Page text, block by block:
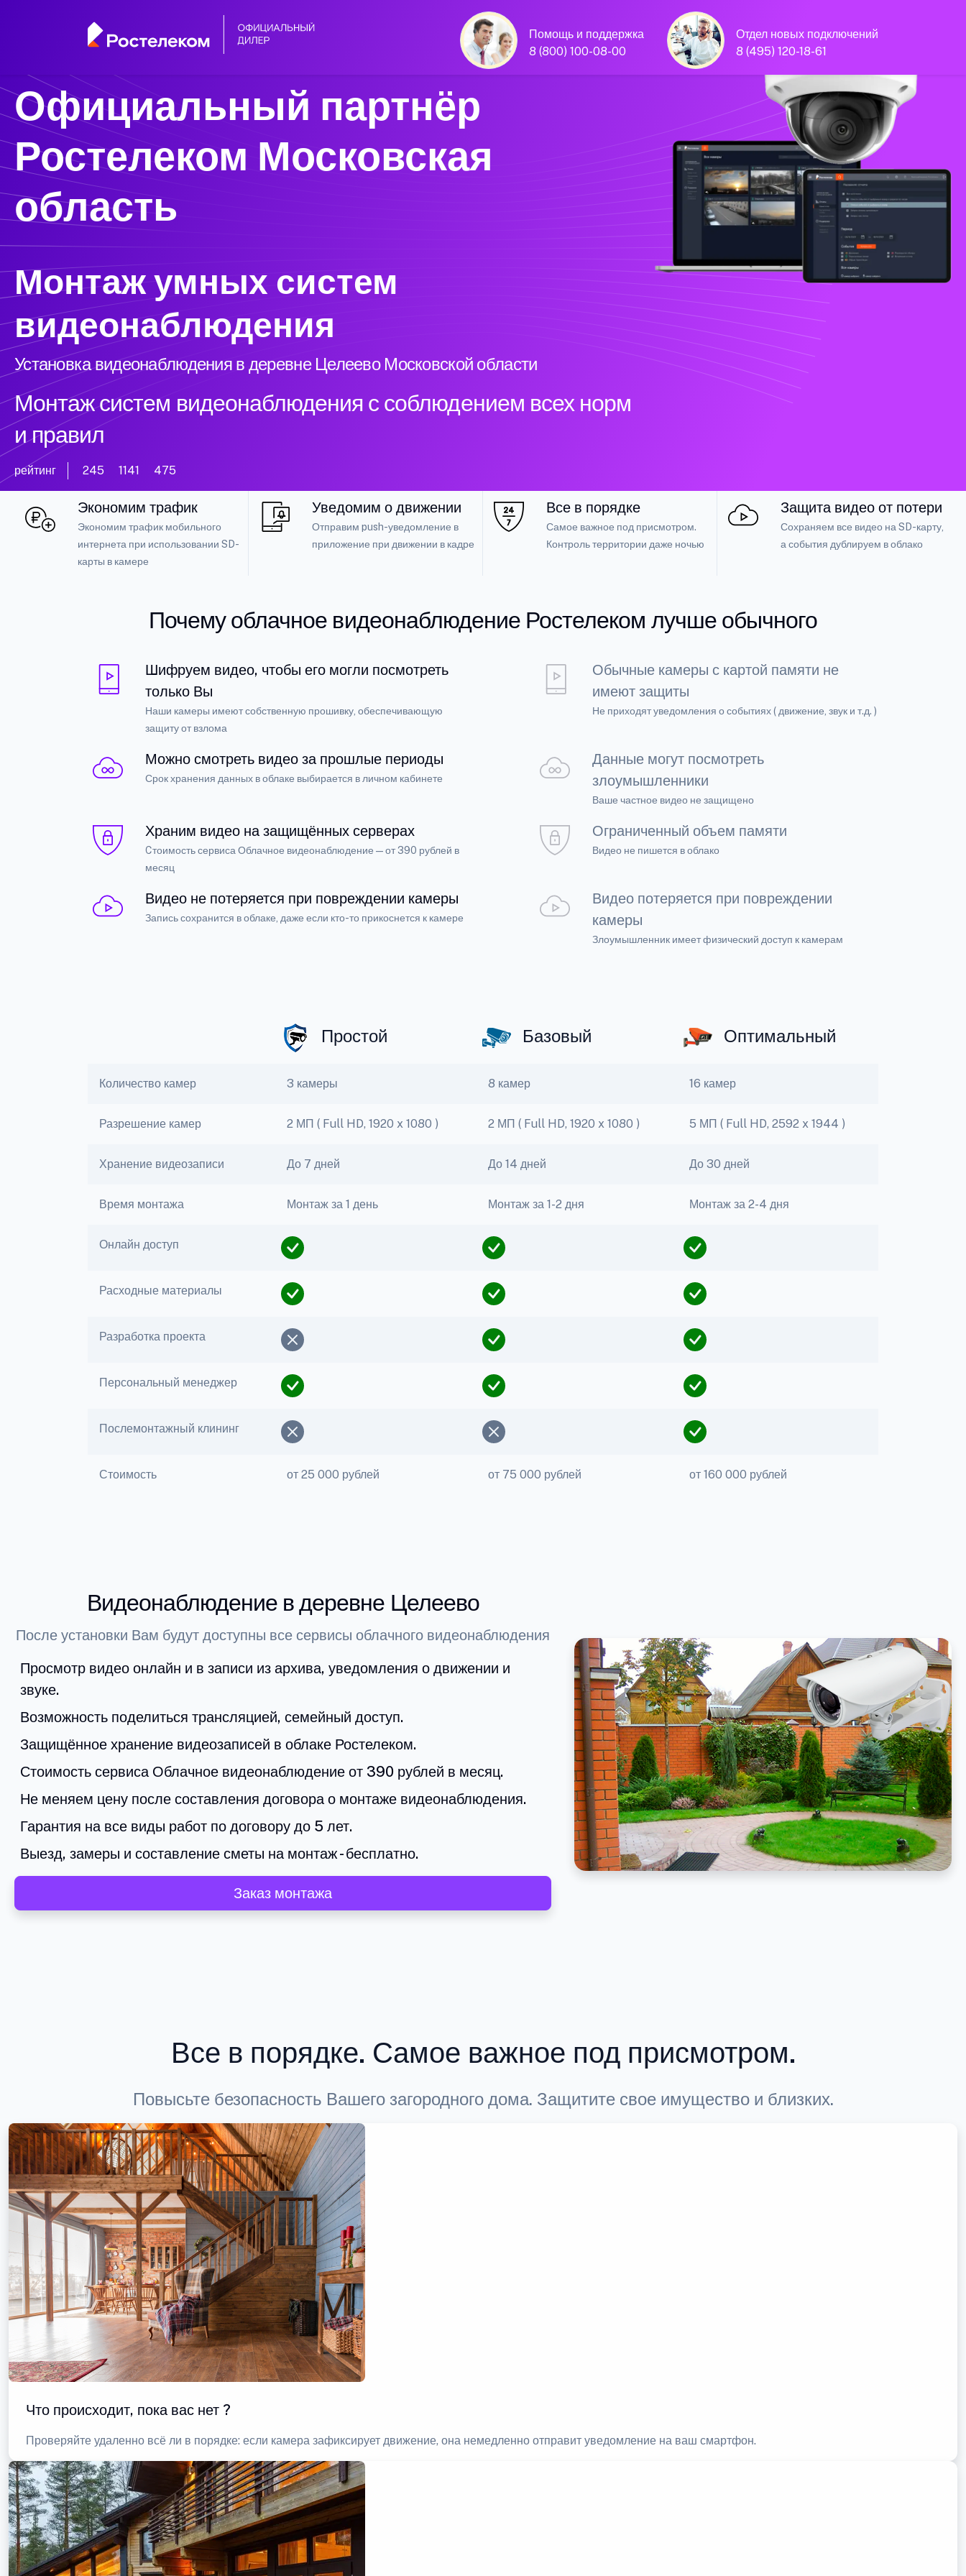
Помощь и поддержка
8 (800) 100-08-00
Отдел новых подключений
8 (495) 120-18-61
Официальный партнёр
Ростелеком Московская
область
Монтаж умных систем
видеонаблюдения
Установка видеонаблюдения в деревне Целеево Московской области
Монтаж систем видеонаблюдения с соблюдением всех норм
и правил
рейтинг 245 1141 475
Экономим трафик
Экономим трафик мобильного
интернета при использовании SD-
карты в камере
Уведомим о движении
Отправим push-уведомление в
приложение при движении в кадре
Все в порядке
Самое важное под присмотром.
Контроль территории даже ночью
Защита видео от потери
Сохраняем все видео на SD-карту,
а события дублируем в облако
Почему облачное видеонаблюдение Ростелеком лучше обычного
Шифруем видео, чтобы его могли посмотреть
только Вы
Наши камеры имеют собственную прошивку, обеспечивающую
защиту от взлома
Обычные камеры с картой памяти не
имеют защиты
Не приходят уведомления о событиях ( движение, звук и т.д. )
Можно смотреть видео за прошлые периоды
Срок хранения данных в облаке выбирается в личном кабинете
Данные могут посмотреть
злоумышленники
Ваше частное видео не защищено
Храним видео на защищённых серверах
Cтоимость сервиса Облачное видеонаблюдение — от 390 рублей в
месяц
Ограниченный объем памяти
Видео не пишется в облако
Видео не потеряется при повреждении камеры
Запись сохранится в облаке, даже если кто-то прикоснется к камере
Видео потеряется при повреждении
камеры
Злоумышленник имеет физический доступ к камерам
Простой Базовый Оптимальный
Количество камер 3 камеры 8 камер 16 камер
Разрешение камер 2 МП ( Full HD, 1920 x 1080 ) 2 МП ( Full HD, 1920 x 1080 ) 5 МП ( Full HD, 2592 x 1944 )
Хранение видеозаписи До 7 дней До 14 дней До 30 дней
Время монтажа Монтаж за 1 день Монтаж за 1-2 дня Монтаж за 2-4 дня
Онлайн доступ
Расходные материалы
Разработка проекта
Персональный менеджер
Послемонтажный клининг
Стоимость от 25 000 рублей от 75 000 рублей от 160 000 рублей
Видеонаблюдение в деревне Целеево
После установки Вам будут доступны все сервисы облачного видеонаблюдения
Просмотр видео онлайн и в записи из архива, уведомления о движении и
звуке.
Возможность поделиться трансляцией, семейный доступ.
Защищённое хранение видеозаписей в облаке Ростелеком.
Стоимость сервиса Облачное видеонаблюдение от 390 рублей в месяц.
Не меняем цену после составления договора о монтаже видеонаблюдения.
Гарантия на все виды работ по договору до 5 лет.
Выезд, замеры и составление сметы на монтаж - бесплатно.
Заказ монтажа
Все в порядке. Самое важное под присмотром.
Повысьте безопасность Вашего загородного дома. Защитите свое имущество и близких.
Что происходит, пока вас нет ?
Проверяйте удаленно всё ли в порядке: если камера зафиксирует движение, она немедленно отправит уведомление на ваш смартфон.